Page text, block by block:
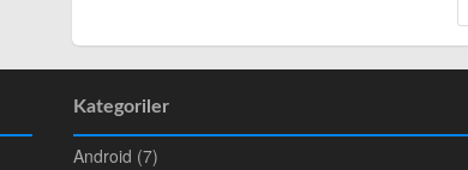
Kategoriler
Android (7)